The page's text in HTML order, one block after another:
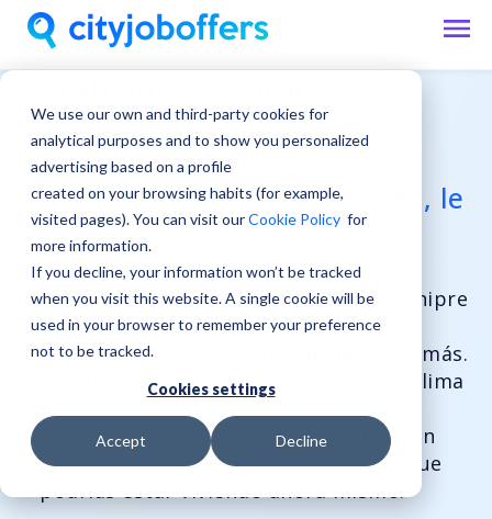
We use our own and third-party cookies for
analytical purposes and to show you personalized
advertising based on a profile
created on your browsing habits (for example,
visited pages). You can visit ourCookie Policy for
more information.
If you decline, your information won’t be tracked
when you visit this website. A single cookie will be
used in your browser to remember your preference
not to be tracked.
Cookies settings
Accept Decline
Chipre, cuna de Afrodita y
encrucijada de civilizaciones, le
está esperando.
Descubre el encanto y la energía de Chipre
mientras desarrollas tu carrera
profesional y vives como un chipriota más.
Antiguas ruinas, animados bares, un clima
comida increíblemente sabrosa forman
parte de una emocionante aventura que
podrías estar viviendo ahora mismo.